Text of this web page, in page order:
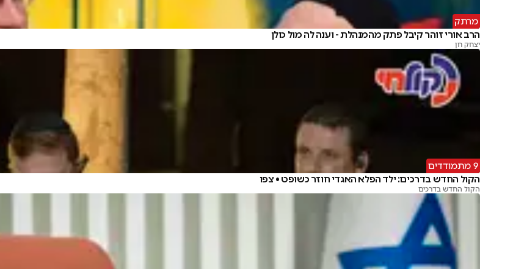
מרתק
הרב אורי זוהר קיבל פתק מהמנהלת - וענה לה מול כולן
יצחק חן
9 מתמודדים
הקול החדש בדרכים: ילד הפלא האגדי חוזר כשופט • צפו
הקול החדש בדרכים